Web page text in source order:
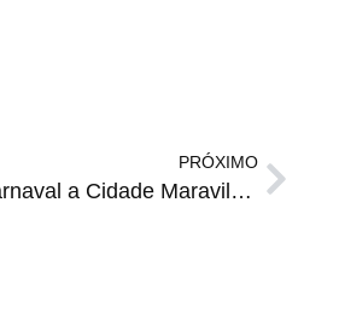
PRÓXIMO
OPEN DE TÊNIS | Além do Carnaval a Cidade Maravilhosa sedia o único torneio ATP do Brasil